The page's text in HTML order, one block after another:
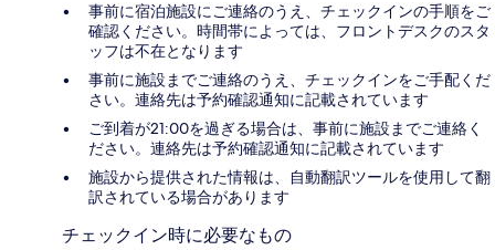
事前に宿泊施設にご連絡のうえ、チェックインの手順をご
確認ください。時間帯によっては、フロントデスクのスタ
ッフは不在となります
事前に施設までご連絡のうえ、チェックインをご手配くだ
さい。連絡先は予約確認通知に記載されています
ご到着が21:00を過ぎる場合は、事前に施設までご連絡く
ださい。連絡先は予約確認通知に記載されています
施設から提供された情報は、自動翻訳ツールを使用して翻
訳されている場合があります
チェックイン時に必要なもの